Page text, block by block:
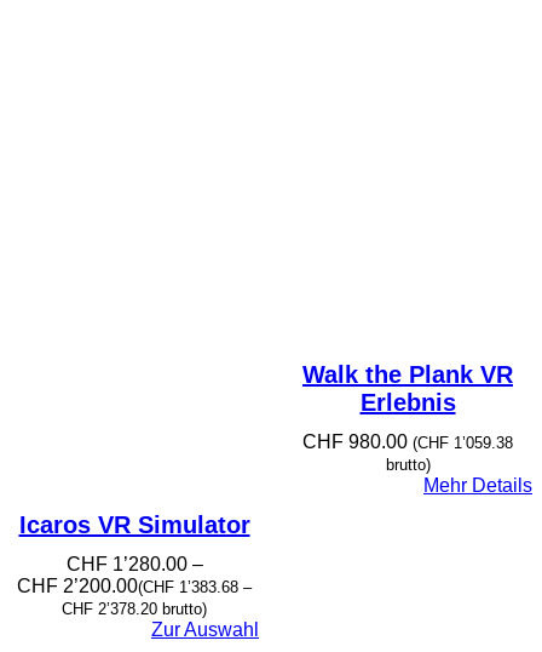
Icaros VR Simulator
CHF1’280.00 –
CHF 2’200.00Preisspanne:
CHF 1’280.00
bis
(CHF 1’383.68 –
CHF 2’378.20 brutto)
Zur Auswahl
Walk the Plank VR
Erlebnis
CHF 980.00 (CHF 1’059.38
brutto)
Mehr Details